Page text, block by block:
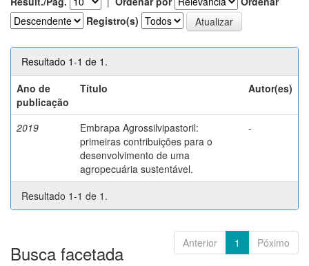
Registro(s)
Resultado 1-1 de 1.
Ano de
publicação
Título Autor(es)
2019
Embrapa Agrossilvipastoril:
primeiras contribuições para o
desenvolvimento de uma
agropecuária sustentável.
-
Resultado 1-1 de 1.
Anterior 1 Póximo
Busca facetada